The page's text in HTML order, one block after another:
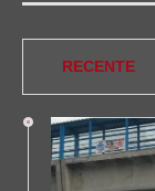
RECENTE